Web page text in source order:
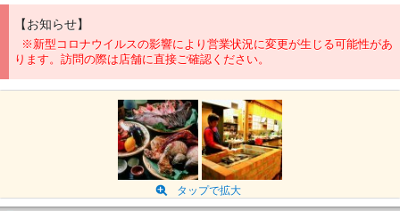
【お知らせ】
※新型コロナウイルスの影響により営業状況に変更が生じる可能性があ
ります。訪問の際は店舗に直接ご確認ください。
タップで拡大